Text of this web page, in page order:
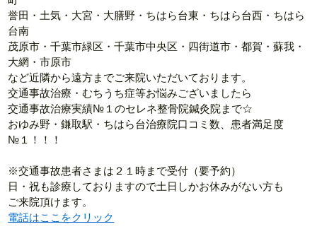
誉田・土気・大宮・大膳野・ちはら台東・ちはら台西・ちはら
台南
茂原市・千葉市緑区・千葉市中央区・四街道市・都賀・蘇我・
大網・市原市
など近隣から遠方までご来院いただいております。
交通事故治療・むちうち症等お悩みございましたら
交通事故治療実績№１のセレネ整骨院鍼灸院まで☆
おゆみ野・鎌取駅・ちはら台治療院口コミ数、患者満足度
№１！！！
※交通事故患者さまは２１時まで受付（要予約）
日・祝も診療しておりますので土日しかお休みがない方も
ご来院頂けます。
電話はここをクリック